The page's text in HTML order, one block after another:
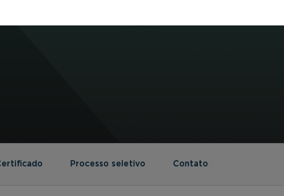
Processo seletivo Contato